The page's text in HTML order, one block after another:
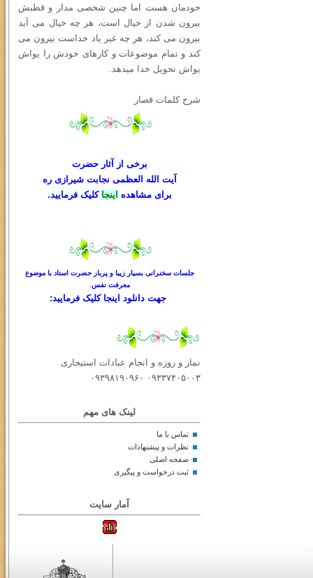
خودمان هست اما چنین شخصی مدار و قطبش
بیرون شدن از خیال است، هر چه خیال می آید
بیرون می کند، هر چه غیر یاد خداست بیرون می
کند و تمام موضوعات و کارهای خودش را یواش
یواش تحویل خدا میدهد.
شرح کلمات قصار
برخی از آثار حضرت
آیت الله العظمی نجابت شیرازی ره
برای مشاهده اینجا کلیک فرمایید.
جلسات سخنرانی بسیار زیبا و پربار حضرت استاد با موضوع
معرفت نفس.
جهت دانلود اینجا کلیک فرمایید:
نماز و روزه و انجام عبادات استیجاری
۰۹۳۳۷۴۰۵۰۰۳ ۰۹۳۹۸۱۹۰۹۶۰
لینک های مهم
تماس با ما
نظرات و پیشنهادات
صفحه اصلی
ثبت درخواست و پیگیری
آمار سایت